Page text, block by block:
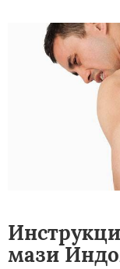
мази